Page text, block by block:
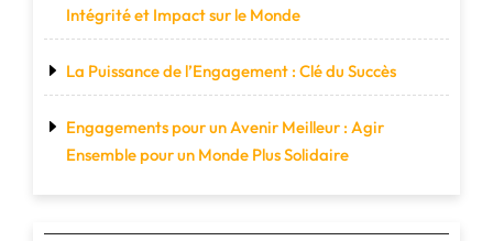
Intégrité et Impact sur le Monde
La Puissance de l’Engagement : Clé du Succès
Engagements pour un Avenir Meilleur : Agir
Ensemble pour un Monde Plus Solidaire